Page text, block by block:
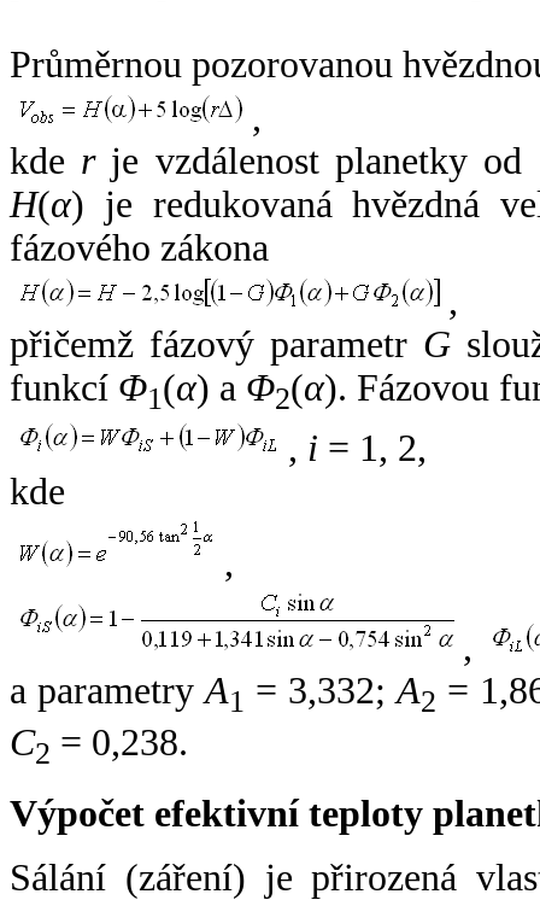
Průměrnou pozorovanou
,
kde rje vzdálenost planetky od
H(α) je redukovaná hvězdná
fázového zákona
,
přičemž fázový parametr G
funkcí Φ1(α) a Φ2(α). Fázovou
, i = 1, 2,
kde
,
,
a parametryA1 = 3,332;A2 =
C2 = 0,238.
Výpočet efektivní teploty
Sálání (záření) je přirozená